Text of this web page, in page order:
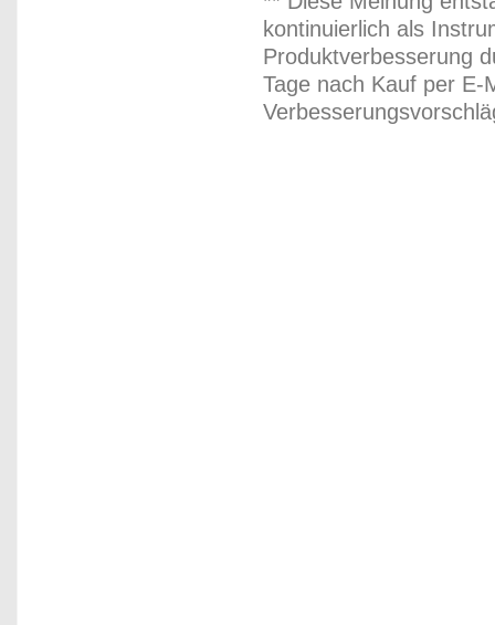
kontinuierlich als
Produktverbesserung
Tage nach Kauf per E-